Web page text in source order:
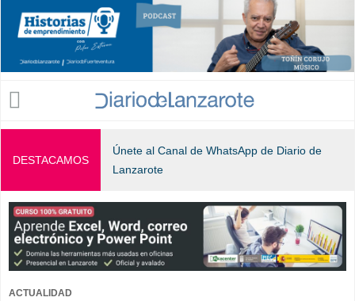
Jump to navigation
DESTACAMOS
Únete al Canal de WhatsApp de Diario de
Lanzarote
ACTUALIDAD